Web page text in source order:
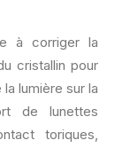
à corriger la
cristallin pour
lumière sur la
de lunettes
toriques,